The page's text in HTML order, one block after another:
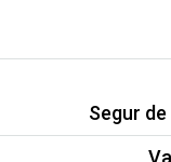
Segur de